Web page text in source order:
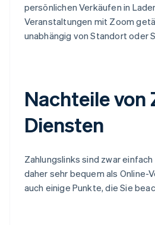
persönlichen Verkäufen in
Veranstaltungen mit Zoom
unabhängig von Standort oder
Nachteile von
Diensten
Zahlungslinks sind zwar
daher sehr bequem als
auch einige Punkte, die Sie